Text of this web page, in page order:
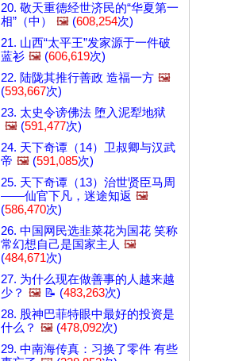
20. 敬天重德经世济民的“华夏第一
相”（中）
🖼️ (608,254次)
21. 山西“太平王”发家源于一件破
蓝衫 🖼️ (606,619次)
22. 陆陇其推行善政 造福一方 🖼️
(593,667次)
23. 太史令谤佛法 堕入泥犁地狱
🖼️ (591,477次)
24. 天下奇谭（14）卫叔卿与汉武
帝 🖼️ (591,085次)
25. 天下奇谭（13）治世贤臣马周
——仙官下凡，迷途知返 🖼️
(586,470次)
26. 中国网民选韭菜花为国花 笑称
常幻想自己是国家主人 🖼️
(484,671次)
27. 为什么现在做善事的人越来越
少？ 🖼️ 📝 (483,263次)
28. 股神巴菲特眼中最好的投资是
什么？ 🖼️ (478,092次)
29. 中南海传真：习换了零件 有些